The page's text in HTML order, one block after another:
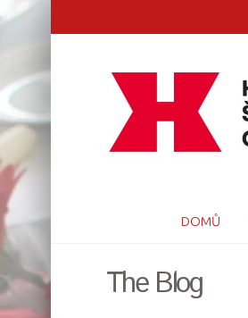
DOMŮ
The Blog